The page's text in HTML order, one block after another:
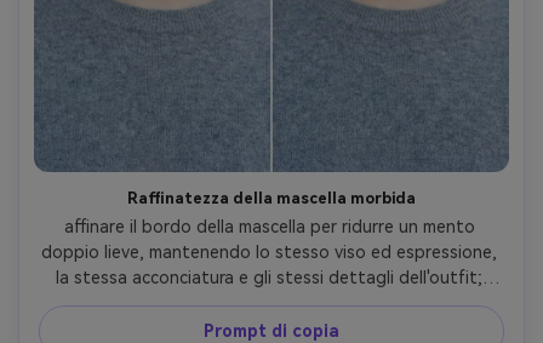
Raffinatezza della mascella morbida
affinare il bordo della mascella per ridurre un mento
doppio lieve, mantenendo lo stesso viso ed espressione,
la stessa acconciatura e gli stessi dettagli dell'outfit;
Preservando la trama del tessuto e la forma del colletto,
con l'illuminazione originale e la direzione dell'ombra
Prompt di copia